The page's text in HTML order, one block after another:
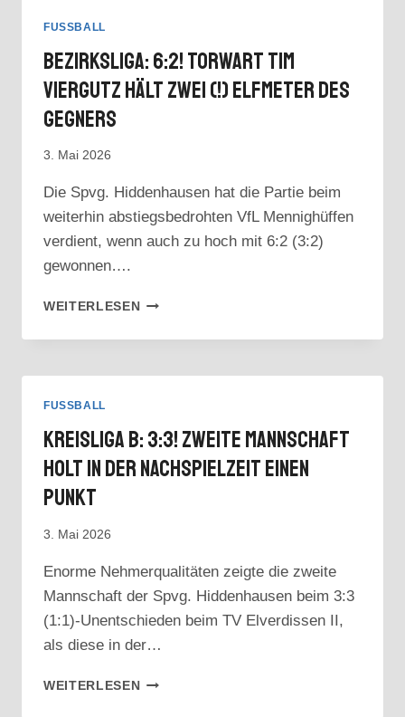
FUSSBALL
Bezirksliga: 6:2! Torwart Tim
Viergutz Hält Zwei (!) Elfmeter Des
Gegners
3. Mai 2026
Die Spvg. Hiddenhausen hat die Partie beim
weiterhin abstiegsbedrohten VfL Mennighüffen
verdient, wenn auch zu hoch mit 6:2 (3:2)
gewonnen….
WEITERLESENBEZIRKSLIGA:
TORWART
VIERGUTZ
(!)
DES
FUSSBALL
Kreisliga B: 3:3! Zweite Mannschaft
Holt In Der Nachspielzeit Einen
Punkt
3. Mai 2026
Enorme Nehmerqualitäten zeigte die zweite
Mannschaft der Spvg. Hiddenhausen beim 3:3
(1:1)-Unentschieden beim TV Elverdissen II,
als diese in der…
WEITERLESENKREISLIGA